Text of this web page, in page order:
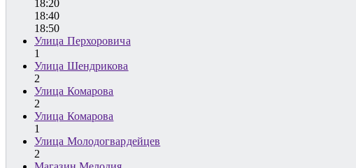
18:20
18:40
18:50
Улица Перхоровича
1
Улица Шендрикова
2
Улица Комарова
2
Улица Комарова
1
Улица Молодогвардейцев
2